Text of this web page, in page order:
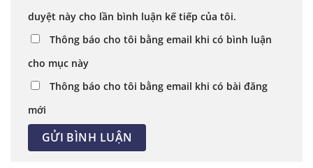
duyệt này cho lần bình luận kế tiếp của tôi.
Thông báo cho tôi bằng email khi có bình luận
cho mục này
Thông báo cho tôi bằng email khi có bài đăng
mới